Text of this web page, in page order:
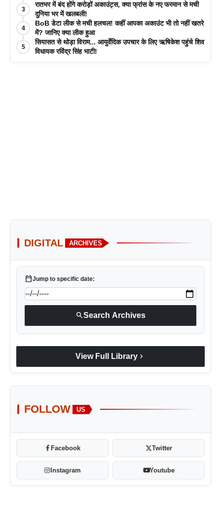
3
रातभर में बंद होंगे करोड़ों अकाउंट्स, क्या फ्रांस के नए फरमान से मची
दुनिया भर में खलबली!
4
BoB डेटा लीक से मची हलचल! कहीं आपका अकाउंट भी तो नहीं खतरे
में? जानिए क्या लीक हुआ
5
सियासत से थोड़ा विराम... आयुर्वेदिक उपचार के लिए ऋषिकेश पहुंचे शिव
विधायक रविंद्र सिंह भाटी!
DIGITAL ARCHIVES
calendar_todayJump to specific date:
searchSearch Archives
View Full Library chevron_right
FOLLOW US
Facebook Twitter
Instagram Youtube